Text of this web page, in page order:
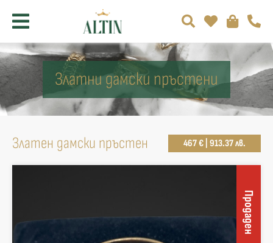
Златни дамски пръстени
Златен дамски пръстен 467 € | 913.37 лв.
Продаден